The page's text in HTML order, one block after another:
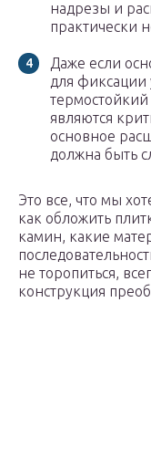
надрезы и
практически
Даже если
для фиксации
являются
основное
должна быть
Это все, что мы
как обложить
камин, какие
не торопиться,
конструкция